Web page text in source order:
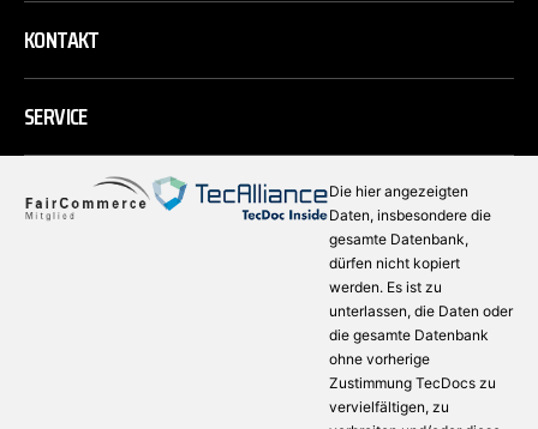
KONTAKT
SERVICE
Die hier angezeigten
Daten, insbesondere die
gesamte Datenbank,
dürfen nicht kopiert
werden. Es ist zu
unterlassen, die Daten oder
die gesamte Datenbank
ohne vorherige
Zustimmung TecDocs zu
vervielfältigen, zu